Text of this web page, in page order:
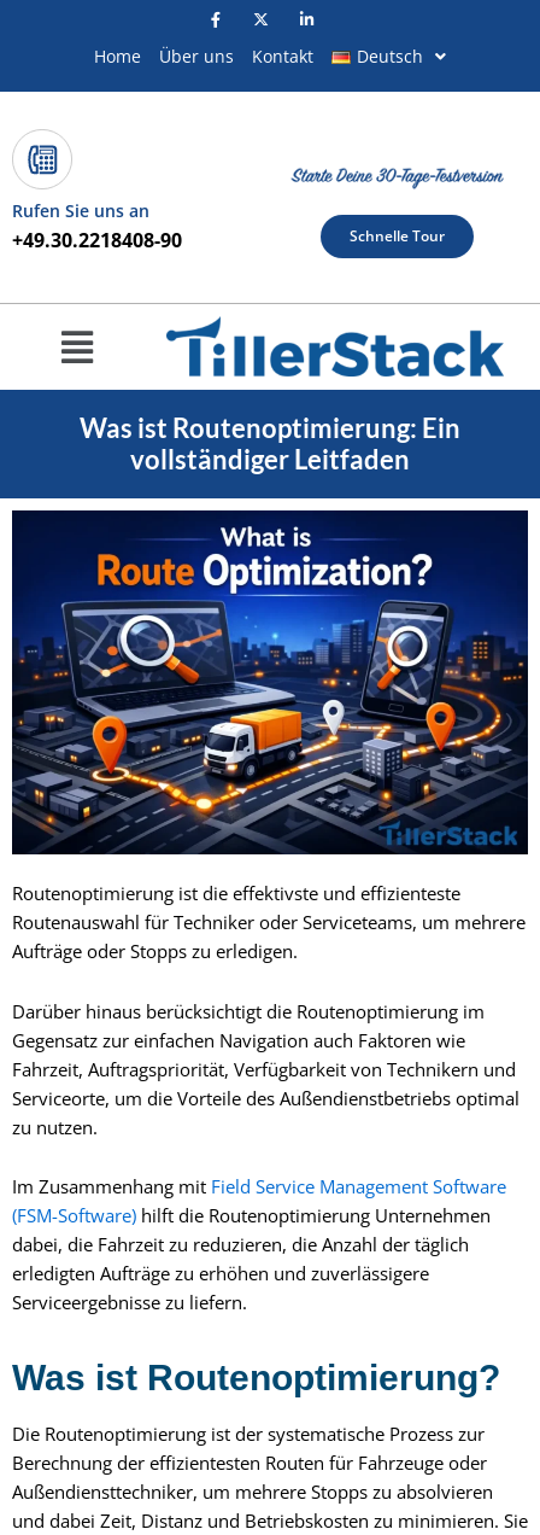
Home Über uns Kontakt Deutsch
Rufen Sie uns an
+49.30.2218408-90 Schnelle Tour
Menü
Was ist Routenoptimierung: Ein
vollständiger Leitfaden
Routenoptimierung ist die effektivste und effizienteste
Routenauswahl für Techniker oder Serviceteams, um mehrere
Aufträge oder Stopps zu erledigen.
Darüber hinaus berücksichtigt die Routenoptimierung im
Gegensatz zur einfachen Navigation auch Faktoren wie
Fahrzeit, Auftragspriorität, Verfügbarkeit von Technikern und
Serviceorte, um die Vorteile des Außendienstbetriebs optimal
zu nutzen.
Im Zusammenhang mit Field Service Management Software
(FSM-Software) hilft die Routenoptimierung Unternehmen
dabei, die Fahrzeit zu reduzieren, die Anzahl der täglich
erledigten Aufträge zu erhöhen und zuverlässigere
Serviceergebnisse zu liefern.
Was ist Routenoptimierung?
Die Routenoptimierung ist der systematische Prozess zur
Berechnung der effizientesten Routen für Fahrzeuge oder
Außendiensttechniker, um mehrere Stopps zu absolvieren
und dabei Zeit, Distanz und Betriebskosten zu minimieren. Sie